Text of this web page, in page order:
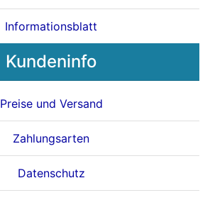
Informationsblatt
Kundeninfo
Preise und Versand
Zahlungsarten
Datenschutz